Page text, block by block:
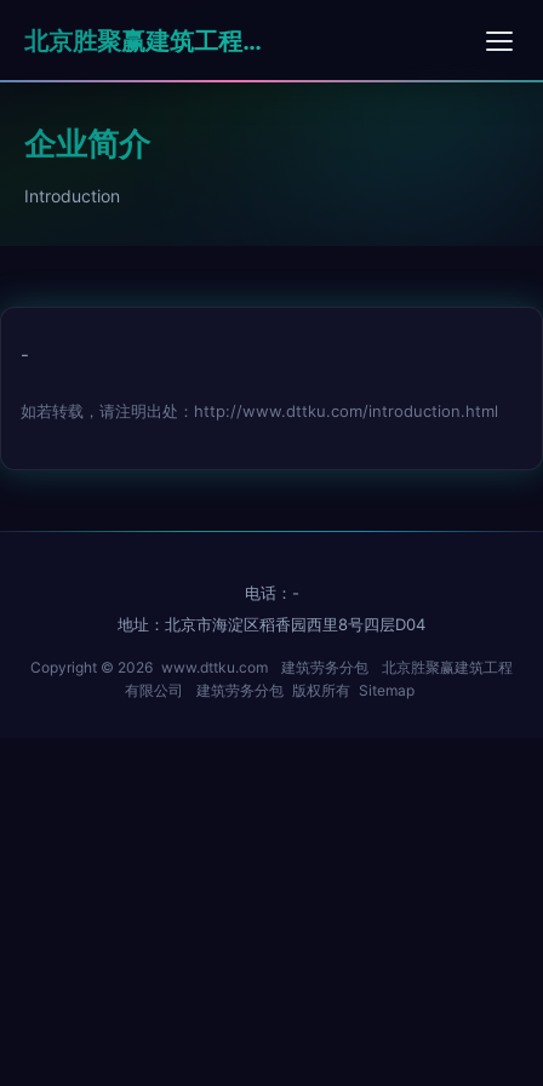
北京胜聚赢建筑工程有限公司
企业简介
Introduction
-
如若转载，请注明出处：http://www.dttku.com/introduction.html
电话：-
地址：北京市海淀区稻香园西里8号四层D04
Copyright © 2026 www.dttku.com 建筑劳务分包
北京胜聚赢建筑工程
有限公司
建筑劳务分包 版权所有 Sitemap